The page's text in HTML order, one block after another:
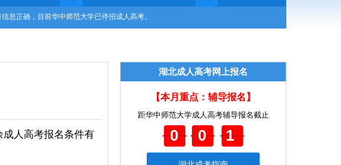
息正确，目前华中师范大学已停招成人高考。
成人高考报名条件有
湖北成人高考网上报名
【本月重点：辅导报名】
距华中师范大学成人高考辅导报名截止
001